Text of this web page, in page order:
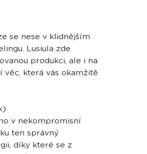
se nese v klidnějším
Lusiula zde
produkci, ale i na
věc, která vás okamžitě
v nekompromisní
ten správný
díky které se z